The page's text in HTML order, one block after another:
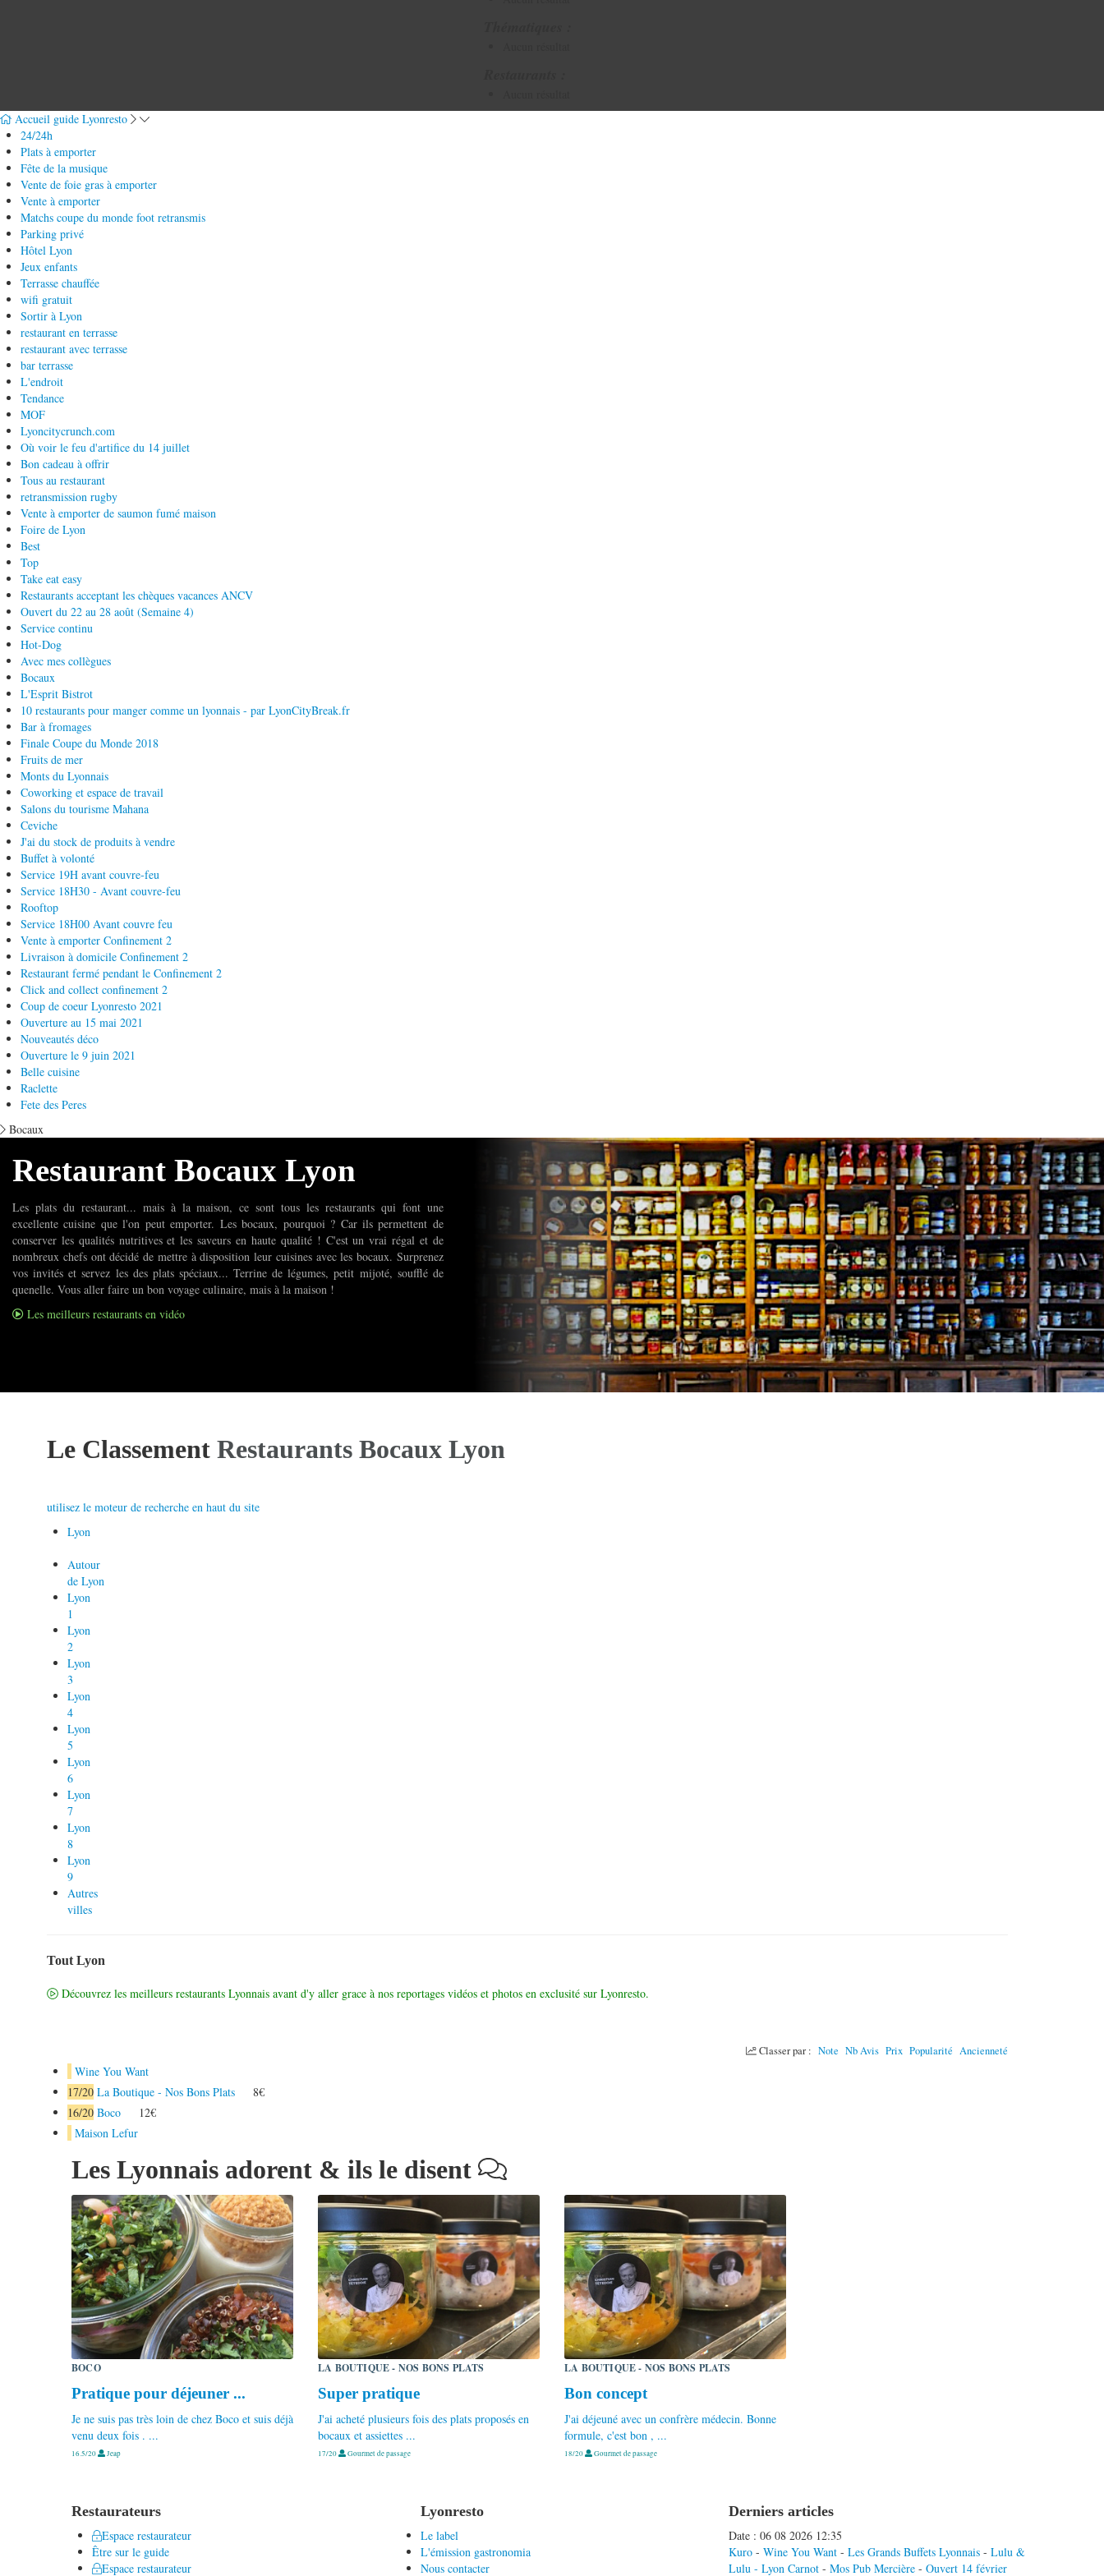
Accueil guide Lyonresto
24/24h
Plats à emporter
Fête de la musique
Vente de foie gras à emporter
Vente à emporter
Matchs coupe du monde foot retransmis
Parking privé
Hôtel Lyon
Jeux enfants
Terrasse chauffée
wifi gratuit
Sortir à Lyon
restaurant en terrasse
restaurant avec terrasse
bar terrasse
L'endroit
Tendance
MOF
Lyoncitycrunch.com
Où voir le feu d'artifice du 14 juillet
Bon cadeau à offrir
Tous au restaurant
retransmission rugby
Vente à emporter de saumon fumé maison
Foire de Lyon
Best
Top
Take eat easy
Restaurants acceptant les chèques vacances ANCV
Ouvert du 22 au 28 août (Semaine 4)
Service continu
Hot-Dog
Avec mes collègues
Bocaux
L'Esprit Bistrot
10 restaurants pour manger comme un lyonnais - par LyonCityBreak.fr
Bar à fromages
Finale Coupe du Monde 2018
Fruits de mer
Monts du Lyonnais
Coworking et espace de travail
Salons du tourisme Mahana
Ceviche
J'ai du stock de produits à vendre
Buffet à volonté
Service 19H avant couvre-feu
Service 18H30 - Avant couvre-feu
Rooftop
Service 18H00 Avant couvre feu
Vente à emporter Confinement 2
Livraison à domicile Confinement 2
Restaurant fermé pendant le Confinement 2
Click and collect confinement 2
Coup de coeur Lyonresto 2021
Ouverture au 15 mai 2021
Nouveautés déco
Ouverture le 9 juin 2021
Belle cuisine
Raclette
Fete des Peres
Bocaux
Restaurant Bocaux Lyon
Les plats du restaurant... mais à la maison, ce sont tous les restaurants qui font une
excellente cuisine que l'on peut emporter. Les bocaux, pourquoi ? Car ils permettent de
conserver les qualités nutritives et les saveurs en haute qualité ! C'est un vrai régal et de
nombreux chefs ont décidé de mettre à disposition leur cuisines avec les bocaux. Surprenez
vos invités et servez les des plats spéciaux... Terrine de légumes, petit mijoté, soufflé de
quenelle. Vous aller faire un bon voyage culinaire, mais à la maison !
Les meilleurs restaurants en vidéo
Le Classement Restaurants Bocaux Lyon
utilisez le moteur de recherche en haut du site
Lyon
Autour
de Lyon
Lyon
1
Lyon
2
Lyon
3
Lyon
4
Lyon
5
Lyon
6
Lyon
7
Lyon
8
Lyon
9
Autres
villes
Tout Lyon
Découvrez les meilleurs restaurants Lyonnais avant d'y aller grace à nos reportages vidéos et photos en exclusité sur Lyonresto.
Classer par : Note Nb Avis Prix Popularité Ancienneté
Wine You Want
17/20 La Boutique - Nos Bons Plats
8€
16/20 Boco
12€
Maison Lefur
Les Lyonnais adorent & ils le disent
BOCO
Pratique pour déjeuner ...
Je ne suis pas très loin de chez Boco et suis déjà
venu deux fois . ...
16.5/20 Jeap
LA BOUTIQUE - NOS BONS PLATS
Super pratique
J'ai acheté plusieurs fois des plats proposés en
bocaux et assiettes ...
17/20 Gourmet de passage
LA BOUTIQUE - NOS BONS PLATS
Bon concept
J'ai déjeuné avec un confrère médecin. Bonne
formule, c'est bon , ...
18/20 Gourmet de passage
Restaurateurs
Espace restaurateur
Être sur le guide
Espace restaurateur
Lyonresto
Le label
L'émission gastronomia
Nous contacter
Derniers articles
Date : 06 08 2026 12:35
Kuro - Wine You Want - Les Grands Buffets Lyonnais - Lulu &
Lulu - Lyon Carnot - Mos Pub Mercière - Ouvert 14 février